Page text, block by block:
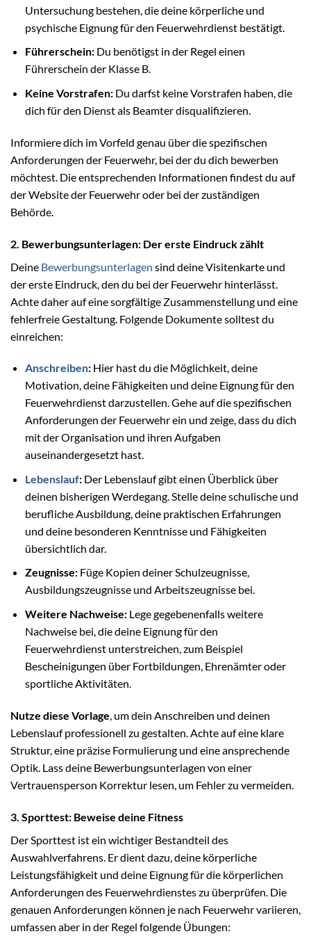
Untersuchung bestehen, die deine körperliche und
psychische Eignung für den Feuerwehrdienst bestätigt.
Führerschein:Du benötigst in der Regel einen
Führerschein der Klasse B.
Keine Vorstrafen:Du darfst keine Vorstrafen haben, die
dich für den Dienst als Beamter disqualifizieren.
Informiere dich im Vorfeld genau über die spezifischen
Anforderungen der Feuerwehr, bei der du dich bewerben
möchtest. Die entsprechenden Informationen findest du auf
der Website der Feuerwehr oder bei der zuständigen
Behörde.
2. Bewerbungsunterlagen: Der erste Eindruck zählt
Deine Bewerbungsunterlagen sind deine Visitenkarte und
der erste Eindruck, den du bei der Feuerwehr hinterlässt.
Achte daher auf eine sorgfältige Zusammenstellung und eine
fehlerfreie Gestaltung. Folgende Dokumente solltest du
einreichen:
Anschreiben:Hier hast du die Möglichkeit, deine
Motivation, deine Fähigkeiten und deine Eignung für den
Feuerwehrdienst darzustellen. Gehe auf die spezifischen
Anforderungen der Feuerwehr ein und zeige, dass du dich
mit der Organisation und ihren Aufgaben
auseinandergesetzt hast.
Lebenslauf:Der Lebenslauf gibt einen Überblick über
deinen bisherigen Werdegang. Stelle deine schulische und
berufliche Ausbildung, deine praktischen Erfahrungen
und deine besonderen Kenntnisse und Fähigkeiten
übersichtlich dar.
Zeugnisse:Füge Kopien deiner Schulzeugnisse,
Ausbildungszeugnisse und Arbeitszeugnisse bei.
Weitere Nachweise:Lege gegebenenfalls weitere
Nachweise bei, die deine Eignung für den
Feuerwehrdienst unterstreichen, zum Beispiel
Bescheinigungen über Fortbildungen, Ehrenämter oder
sportliche Aktivitäten.
Nutze diese Vorlage, um dein Anschreiben und deinen
Lebenslauf professionell zu gestalten. Achte auf eine klare
Struktur, eine präzise Formulierung und eine ansprechende
Optik. Lass deine Bewerbungsunterlagen von einer
Vertrauensperson Korrektur lesen, um Fehler zu vermeiden.
3. Sporttest: Beweise deine Fitness
Der Sporttest ist ein wichtiger Bestandteil des
Auswahlverfahrens. Er dient dazu, deine körperliche
Leistungsfähigkeit und deine Eignung für die körperlichen
Anforderungen des Feuerwehrdienstes zu überprüfen. Die
genauen Anforderungen können je nach Feuerwehr variieren,
umfassen aber in der Regel folgende Übungen: